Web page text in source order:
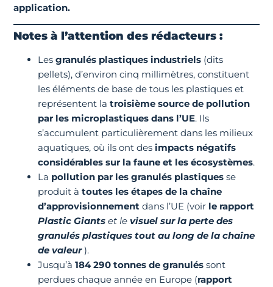
application.
Notes à l’attention des rédacteurs :
Lesgranulés plastiques industriels (dits
pellets), d’environ cinq millimètres, constituent
les éléments de base de tous les plastiques et
représentent latroisième source de pollution
par les microplastiques dans l’UE. Ils
s’accumulent particulièrement dans les milieux
aquatiques, où ils ont desimpacts négatifs
considérables sur la faune et les écosystèmes.
La pollution par les granulés plastiques se
produit àtoutes les étapes de la chaîne
d’approvisionnement dans l’UE (voir le rapport
Plastic Giants et levisuel sur la perte des
granulés plastiques tout au long de la chaîne
de valeur ).
Jusqu’à184 290 tonnes de granulés sont
perdues chaque année en Europe (rapport